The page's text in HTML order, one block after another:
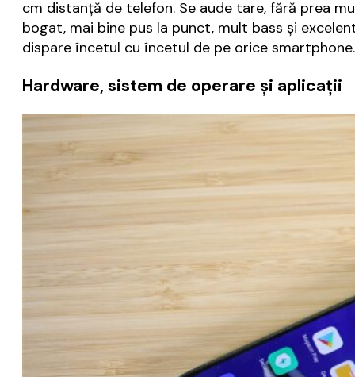
cm distanță de telefon. Se aude tare, fără prea
bogat, mai bine pus la punct, mult bass și
dispare încetul cu încetul de pe orice
Hardware, sistem de operare și aplicații